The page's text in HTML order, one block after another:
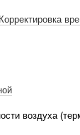
Корректировка
воздуха